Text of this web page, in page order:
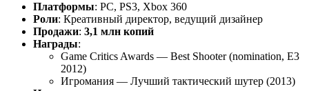
Платформы: PC, PS3, Xbox 360
Роли: Креативный директор, ведущий дизайнер
Продажи: 3,1 млн копий
Награды:
Game Critics Awards — Best Shooter (nomination, E3
2012)
Игромания — Лучший тактический шутер (2013)